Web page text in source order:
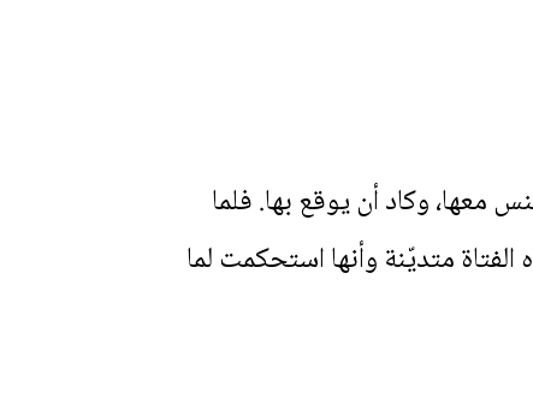
معها، وكاد أن يوقع بها. فلما
متديّنة وأنها استحكمت لما